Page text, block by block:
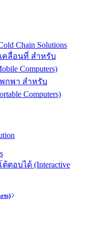
Chain Solutions
คลื่อนที่ สำหรับ
Computers)
กพา สำหรับ
Computers)
อบได้ (Interactive